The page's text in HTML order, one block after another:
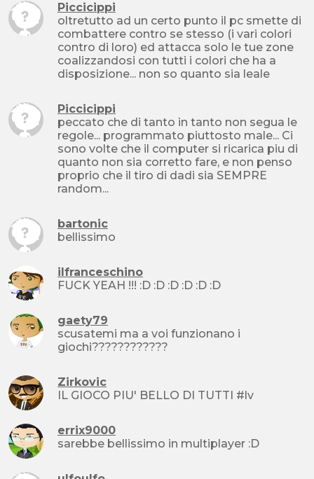
Piccicippi
oltretutto ad un certo punto il pc smette di
combattere contro se stesso (i vari colori
contro di loro) ed attacca solo le tue zone
coalizzandosi con tutti i colori che ha a
disposizione... non so quanto sia leale
Piccicippi
peccato che di tanto in tanto non segua le
regole... programmato piuttosto male... Ci
sono volte che il computer si ricarica piu di
quanto non sia corretto fare, e non penso
proprio che il tiro di dadi sia SEMPRE
random...
bartonic
bellissimo
ilfranceschino
FUCK YEAH !!! :D :D :D :D :D :D
gaety79
scusatemi ma a voi funzionano i
giochi????????????
Zirkovic
IL GIOCO PIU' BELLO DI TUTTI #lv
errix9000
sarebbe bellissimo in multiplayer :D